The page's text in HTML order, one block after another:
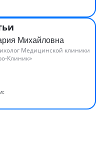
Михайловна
Медицинской клиники
Клиник»